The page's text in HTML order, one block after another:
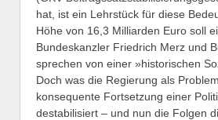
hat, ist ein Lehrstück für diese
Höhe von 16,3 Milliarden Euro soll
Bundeskanzler Friedrich Merz und
sprechen von einer »historischen
Doch was die Regierung als
konsequente Fortsetzung einer
destabilisiert – und nun die Folgen